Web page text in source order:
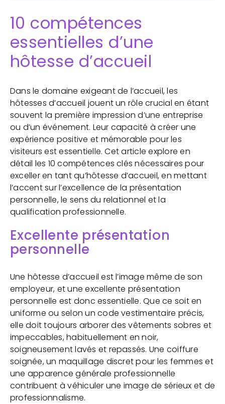
10 compétences
essentielles d’une
hôtesse d’accueil
Dans le domaine exigeant de l’accueil, les
hôtesses d’accueil jouent un rôle crucial en étant
souvent la première impression d’une entreprise
ou d’un événement. Leur capacité à créer une
expérience positive et mémorable pour les
visiteurs est essentielle. Cet article explore en
détail les 10 compétences clés nécessaires pour
exceller en tant qu’hôtesse d’accueil, en mettant
l’accent sur l’excellence de la présentation
personnelle, le sens du relationnel et la
qualification professionnelle.
Excellente présentation
personnelle
Une hôtesse d’accueil est l’image même de son
employeur, et une excellente présentation
personnelle est donc essentielle. Que ce soit en
uniforme ou selon un code vestimentaire précis,
elle doit toujours arborer des vêtements sobres et
impeccables, habituellement en noir,
soigneusement lavés et repassés. Une coiffure
soignée, un maquillage discret pour les femmes et
une apparence générale professionnelle
contribuent à véhiculer une image de sérieux et de
professionnalisme.